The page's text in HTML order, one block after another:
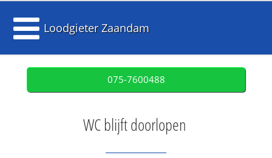
Loodgieter Zaandam
075-7600488
WC blijft doorlopen